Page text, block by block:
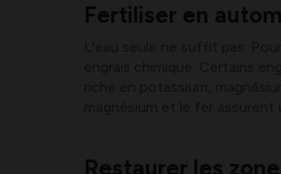
Fertiliser en
Restaurer les